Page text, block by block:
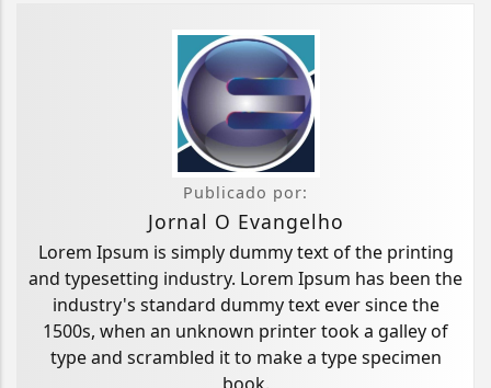
Publicado por:
Jornal O Evangelho
Lorem Ipsum is simply dummy text of the printing
and typesetting industry. Lorem Ipsum has been the
industry's standard dummy text ever since the
1500s, when an unknown printer took a galley of
type and scrambled it to make a type specimen